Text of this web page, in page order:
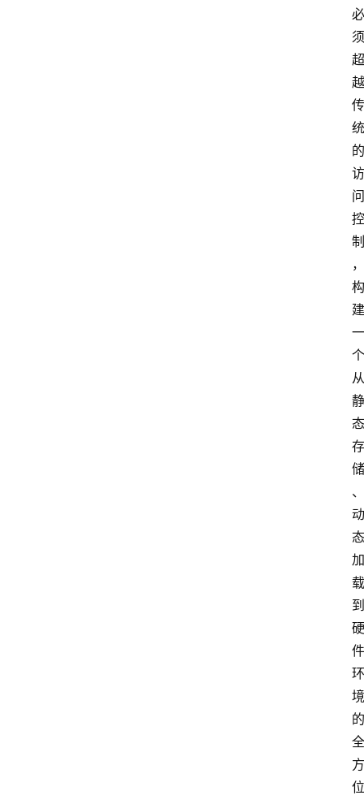
必
须
超
越
传
统
的
访
问
控
制
，
构
建
一
个
从
静
态
存
储
、
动
态
加
载
到
硬
件
环
境
的
全
方
位